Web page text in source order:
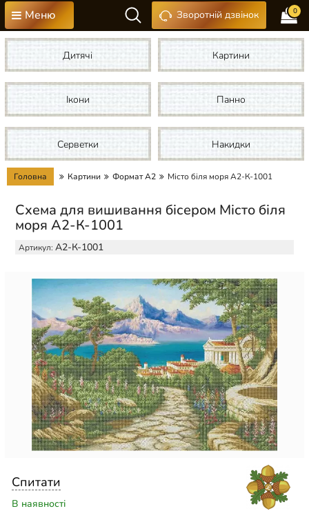
Меню Зворотній дзвінок 0
Дитячі Картини
Ікони Панно
Серветки Накидки
Головна Картини Формат А2 Місто біля моря А2-К-1001
Схема для вишивання бісером Місто біля
моря А2-К-1001
Артикул: А2-К-1001
Спитати
В наявності